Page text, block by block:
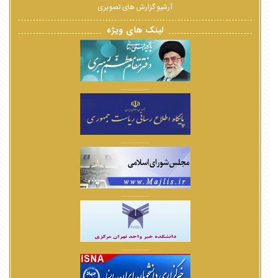
آرشیو گزارش های تصویری
لینک های ویژه
................
................
................
................